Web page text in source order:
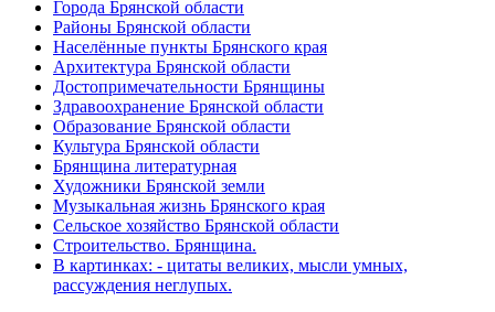
Города Брянской области
Районы Брянской области
Населённые пункты Брянского края
Архитектура Брянской области
Достопримечательности Брянщины
Здравоохранение Брянской области
Образование Брянской области
Культура Брянской области
Брянщина литературная
Художники Брянской земли
Музыкальная жизнь Брянского края
Сельское хозяйство Брянской области
Строительство. Брянщина.
В картинках: - цитаты великих, мысли умных,
рассуждения неглупых.